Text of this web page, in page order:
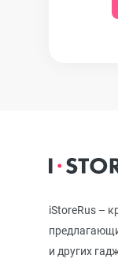
iStoreRus –
и других